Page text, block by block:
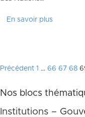
En savoir plus
Pagination
des
publications
Précédent 1 … 66 67 68
Nos blocs
Institutions –